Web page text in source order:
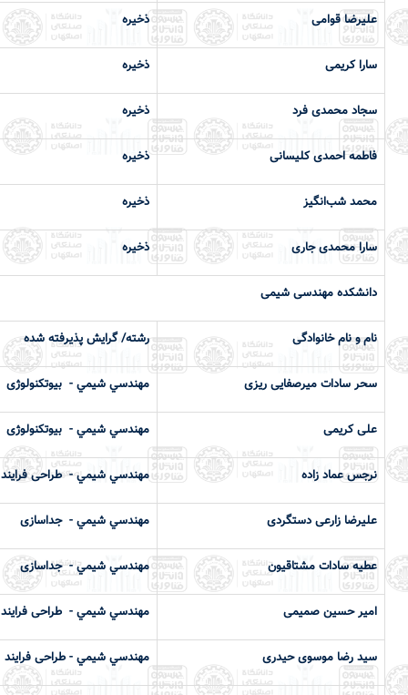
علیرضا قوامی ذخیره
سارا کریمی ذخیره
سجاد محمدی فرد ذخیره
فاطمه احمدی کلیسانی ذخیره
محمد شب‌انگیز ذخیره
سارا محمدی جاری ذخیره
دانشكده مهندسی شیمی
نام و نام خانوادگی رشته/ گرایش پذیرفته شده
سحر سادات میرصفایی ریزی مهندسي شيمي - بیوتکنولوژی
علی کریمی مهندسي شيمي - بیوتکنولوژی
نرجس عماد زاده مهندسي شيمي - طراحی فرایند
علیرضا زارعی دستگردی مهندسي شيمي - جداسازی
عطیه سادات مشتاقیون مهندسي شيمي - جداسازی
امیر حسین صمیمی مهندسي شيمي - طراحی فرایند
سید رضا موسوی حیدری مهندسي شيمي - طراحی فرایند